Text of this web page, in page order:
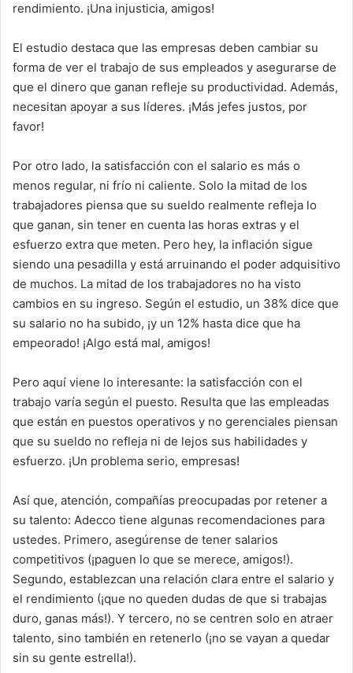
rendimiento. ¡Una injusticia, amigos!
El estudio destaca que las empresas deben cambiar su
forma de ver el trabajo de sus empleados y asegurarse de
que el dinero que ganan refleje su productividad. Además,
necesitan apoyar a sus líderes. ¡Más jefes justos, por
favor!
Por otro lado, la satisfacción con el salario es más o
menos regular, ni frío ni caliente. Solo la mitad de los
trabajadores piensa que su sueldo realmente refleja lo
que ganan, sin tener en cuenta las horas extras y el
esfuerzo extra que meten. Pero hey, la inflación sigue
siendo una pesadilla y está arruinando el poder adquisitivo
de muchos. La mitad de los trabajadores no ha visto
cambios en su ingreso. Según el estudio, un 38% dice que
su salario no ha subido, ¡y un 12% hasta dice que ha
empeorado! ¡Algo está mal, amigos!
Pero aquí viene lo interesante: la satisfacción con el
trabajo varía según el puesto. Resulta que las empleadas
que están en puestos operativos y no gerenciales piensan
que su sueldo no refleja ni de lejos sus habilidades y
esfuerzo. ¡Un problema serio, empresas!
Así que, atención, compañías preocupadas por retener a
su talento: Adecco tiene algunas recomendaciones para
ustedes. Primero, asegúrense de tener salarios
competitivos (¡paguen lo que se merece, amigos!).
Segundo, establezcan una relación clara entre el salario y
el rendimiento (¡que no queden dudas de que si trabajas
duro, ganas más!). Y tercero, no se centren solo en atraer
talento, sino también en retenerlo (¡no se vayan a quedar
sin su gente estrella!).